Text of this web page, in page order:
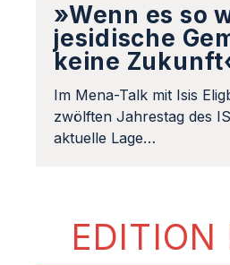
»Wenn es so
jesidische
keine
Im Mena-Talk mit Isis
zwölften Jahrestag des
aktuelle Lage…
EDITION